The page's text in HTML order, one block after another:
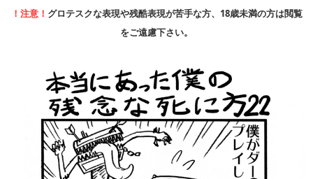
！注意！ グロテスクな表現や残酷表現が苦手な方、18歳未満の方は閲覧
をご遠慮下さい。